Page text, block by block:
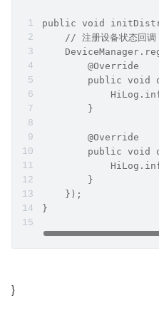
public void
    // 注册设备状态回调
        @Override
public void
        }
        @Override
public void
        }
    });
}
}